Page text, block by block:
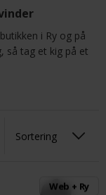
i Ry og på
så tag et kig på et
Web + Ry